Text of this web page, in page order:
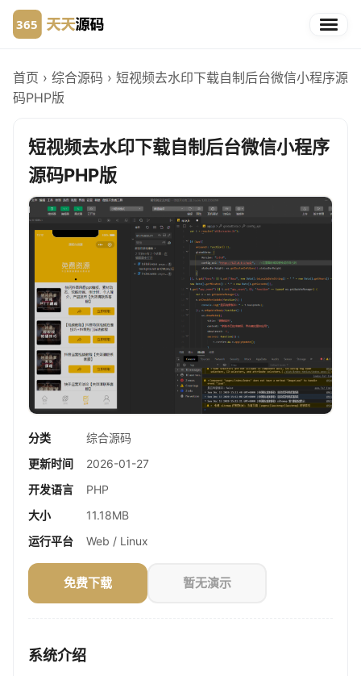
首页 › 综合源码 › 短视频去水印下载自制后台微信小程序源
码PHP版
短视频去水印下载自制后台微信小程序
源码PHP版
分类
综合源码
更新时间
2026-01-27
开发语言
PHP
大小
11.18MB
运行平台
Web / Linux
免费下载 暂无演示
系统介绍